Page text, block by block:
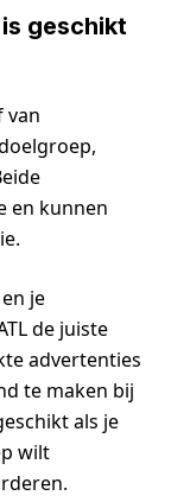
geschikt
van
en kunnen
je
de juiste
advertenties
te maken bij
als je
wilt